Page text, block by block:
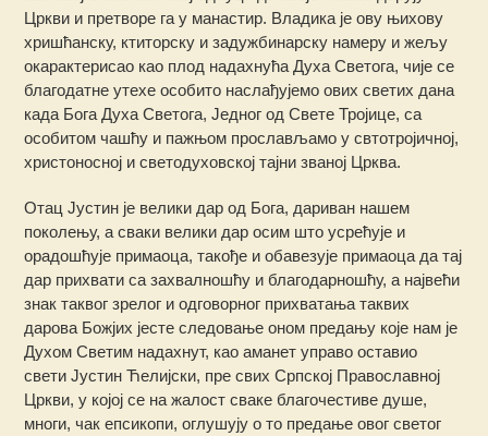
Цркви и претворе га у манастир. Владика је ову њихову
хришћанску, ктиторску и задужбинарску намеру и жељу
окарактерисао као плод надахнућа Духа Светога, чије се
благодатне утехе особито наслађујемо ових светих дана
када Бога Духа Светога, Једног од Свете Тројице, са
особитом чашћу и пажњом прослављамо у свтотројичној,
христоносној и светодуховској тајни званој Црква.
Отац Јустин је велики дар од Бога, дариван нашем
поколењу, а сваки велики дар осим што усрећује и
орадошћује примаоца, такође и обавезује примаоца да тај
дар прихвати са захвалношћу и благодарношћу, а највећи
знак таквог зрелог и одговорног прихватања таквих
дарова Божјих јесте следовање оном предању које нам је
Духом Светим надахнут, као аманет управо оставио
свети Јустин Ћелијски, пре свих Српској Православној
Цркви, у којој се на жалост сваке благочестиве душе,
многи, чак епсикопи, оглушују о то предање овог светог